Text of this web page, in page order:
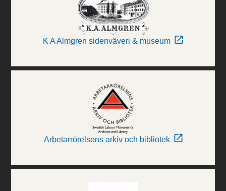
K A Almgren sidenväveri & museum
Arbetarrörelsens arkiv och bibliotek